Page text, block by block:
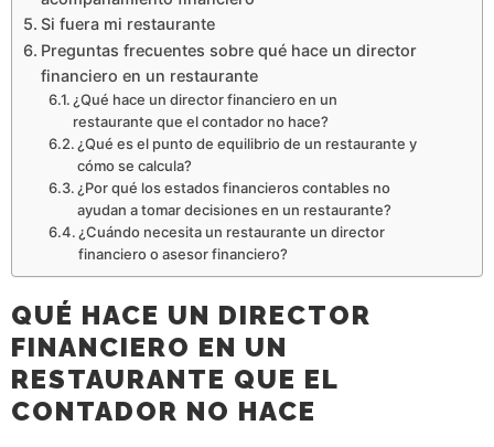
Si fuera mi restaurante
Preguntas frecuentes sobre qué hace un director
financiero en un restaurante
¿Qué hace un director financiero en un
restaurante que el contador no hace?
¿Qué es el punto de equilibrio de un restaurante y
cómo se calcula?
¿Por qué los estados financieros contables no
ayudan a tomar decisiones en un restaurante?
¿Cuándo necesita un restaurante un director
financiero o asesor financiero?
QUÉ HACE UN DIRECTOR
FINANCIERO EN UN
RESTAURANTE QUE EL
CONTADOR NO HACE